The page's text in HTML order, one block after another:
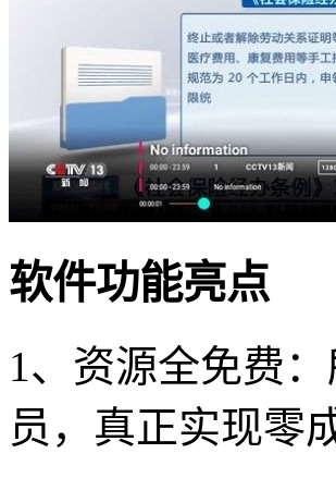
软件功能亮点
1、资源全免费
员，真正实现零